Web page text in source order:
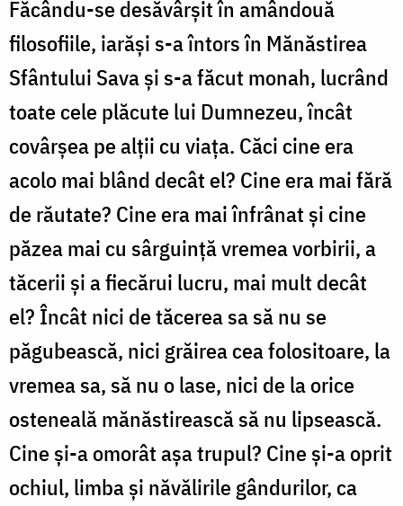
Făcându-se desăvârșit în amândouă
filosofiile, iarăși s-a întors în Mănăstirea
Sfântului Sava și s-a făcut monah, lucrând
toate cele plăcute lui Dumnezeu, încât
covârșea pe alții cu viața. Căci cine era
acolo mai blând decât el? Cine era mai fără
de răutate? Cine era mai înfrânat și cine
păzea mai cu sârguință vremea vorbirii, a
tăcerii și a fiecărui lucru, mai mult decât
el? Încât nici de tăcerea sa să nu se
păgubească, nici grăirea cea folositoare, la
vremea sa, să nu o lase, nici de la orice
osteneală mănăstirească să nu lipsească.
Cine și-a omorât așa trupul? Cine și-a oprit
ochiul, limba și năvălirile gândurilor, ca